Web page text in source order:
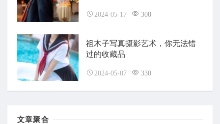
2024-05-17 308
祖木子写真摄影艺术，你无法错
过的收藏品
2024-05-07 330
文章聚合